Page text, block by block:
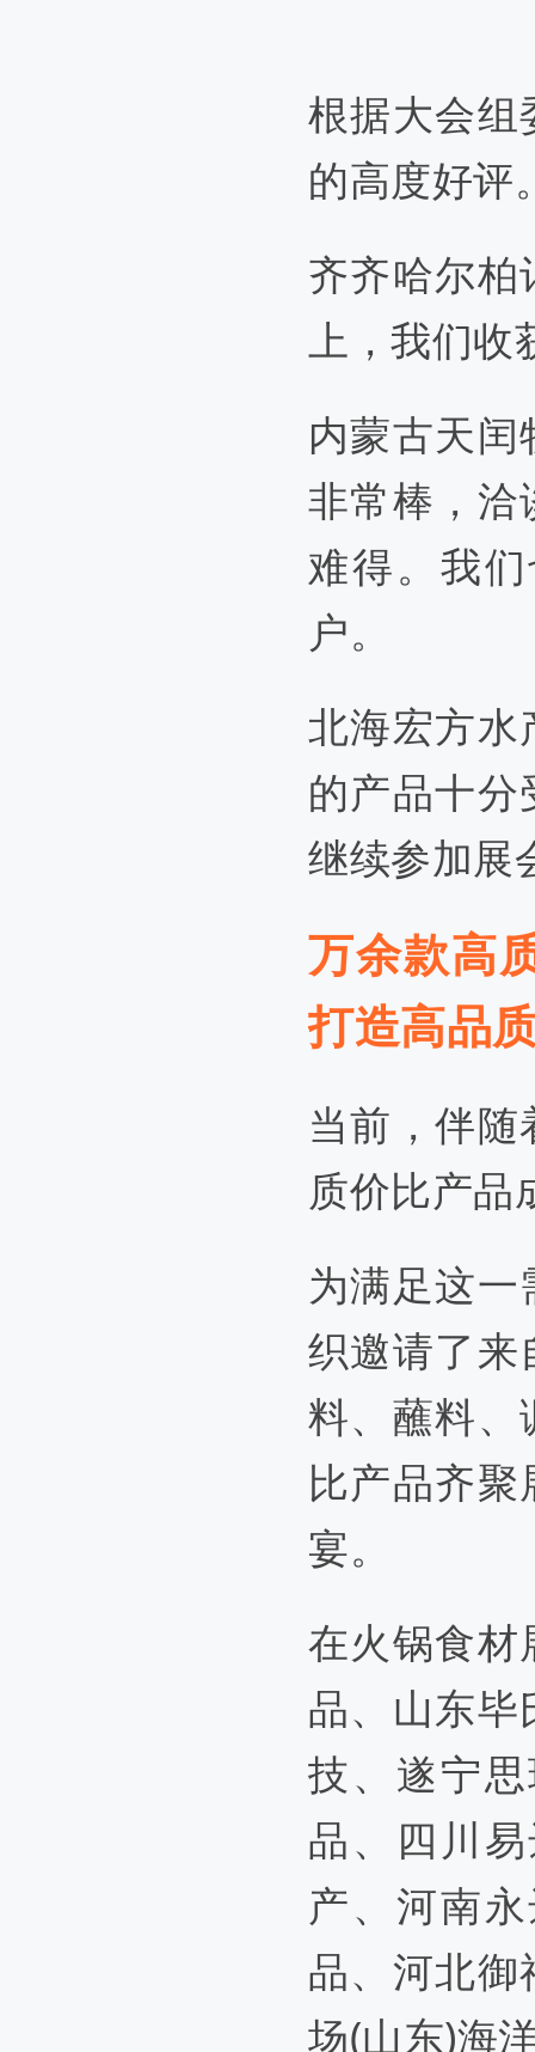
根据大会组
的高度好评
齐齐哈尔
上，我们收
内蒙古天
非常棒，洽
难得。我
户。
北海宏方水
的产品十
继续参加展
万余款高
打造高品
当前，伴
质价比产品
为满足这
织邀请了来
料、蘸料、
比产品齐
宴。
在火锅食材
品、山东
技、遂宁
品、四川
产、河南
品、河北
场(山东)海